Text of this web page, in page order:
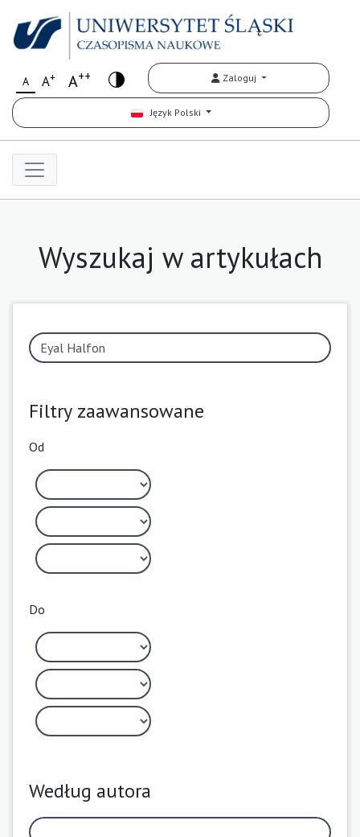
A A+ A++ Zaloguj
Język Polski
Wyszukaj w artykułach
Filtry zaawansowane
Od
Do
Według autora